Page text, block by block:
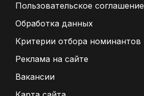
Пользовательское соглашение
Обработка данных
Критерии отбора номинантов
Реклама на сайте
Вакансии